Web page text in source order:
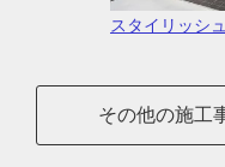
スタイリッシ
その他の施工